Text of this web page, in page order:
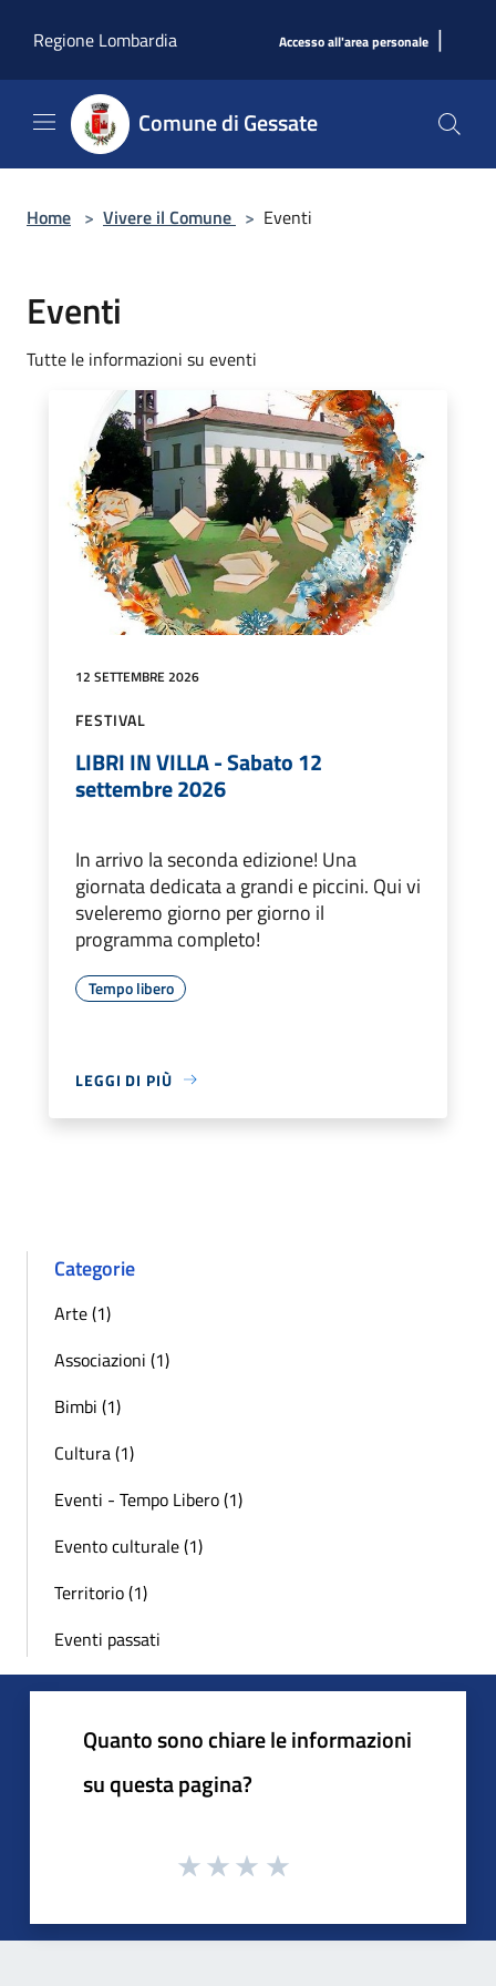
Regione Lombardia
Accesso all'area personale |
Comune di Gessate
Home > Vivere il Comune > Eventi
Eventi
Tutte le informazioni su eventi
12 SETTEMBRE 2026
FESTIVAL
LIBRI IN VILLA - Sabato 12
settembre 2026
In arrivo la seconda edizione! Una
giornata dedicata a grandi e piccini. Qui vi
sveleremo giorno per giorno il
programma completo!
Tempo libero
LEGGI DI PIÙ
Categorie
Arte (1)
Associazioni (1)
Bimbi (1)
Cultura (1)
Eventi - Tempo Libero (1)
Evento culturale (1)
Territorio (1)
Eventi passati
Quanto sono chiare le informazioni
su questa pagina?